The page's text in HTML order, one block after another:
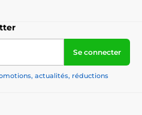
Se connecter
actualités, réductions